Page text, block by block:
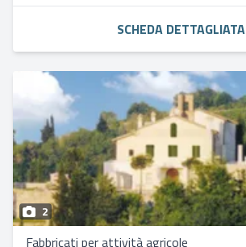
SCHEDA DETTAGLIATA
2
Fabbricati per attività agricole